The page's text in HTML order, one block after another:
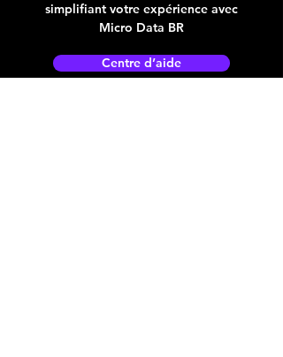
simplifiant votre expérience avec
Micro Data BR
Centre d’aide